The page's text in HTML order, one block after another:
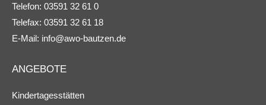
Telefon: 03591 32 61 0
Telefax: 03591 32 61 18
E-Mail: info@awo-bautzen.de
ANGEBOTE
Kindertagesstätten